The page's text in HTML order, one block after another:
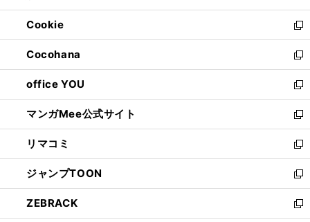
開
く
ウ
で
開
く
ン
ド
ウ
で
開
く
ウ
ィ
ン
ド
ウ
で
開
く
Cookie
新
し
い
ウ
ィ
ン
ド
ウ
で
開
く
Cocohana
新
し
い
ウ
ィ
ン
ド
ウ
で
開
く
office YOU
新
し
い
ウ
ィ
ン
ド
ウ
で
開
マンガMee公式サイト
新
し
い
ウ
ィ
ン
ド
ウ
リマコミ
新
し
い
ウ
ィ
ン
ジャンプTOON
新
し
い
ZEBRACK
新